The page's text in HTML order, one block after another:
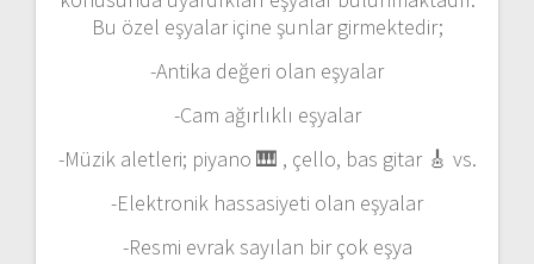
Bu özel eşyalar içine şunlar girmektedir;
-Antika değeri olan eşyalar
-Cam ağırlıklı eşyalar
-Müzik aletleri; piyano 🎹 , çello, bas gitar 🎸 vs.
-Elektronik hassasiyeti olan eşyalar
-Resmi evrak sayılan bir çok eşya